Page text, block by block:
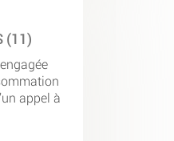
(11)
appel à